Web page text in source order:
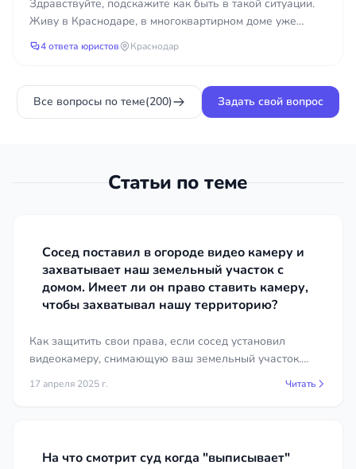
компания не
проводит ремонт
кровли годами?
Здравствуйте, подскажите как быть в такой ситуации.
Живу в Краснодаре, в многоквартирном доме уже
несколько лет течет крыша. Подал заявки в
управляющу...
4 ответа юристов Краснодар
Все вопросы по теме(200) Задать свой вопрос
Статьи по теме
Сосед поставил в огороде видео камеру и
захватывает наш земельный участок с
домом. Имеет ли он право ставить камеру,
чтобы захватывал нашу территорию?
Как защитить свои права, если сосед установил
видеокамеру, снимающую ваш земельный участок.
Рассматриваем правовые аспекты и даём
рекомендации.
17 апреля 2025 г. Читать
На что смотрит суд когда "выписывает"